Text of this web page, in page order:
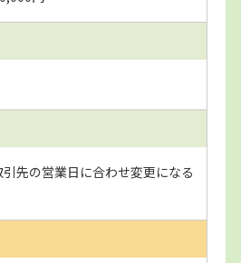
先の営業日に合わせ変更になる